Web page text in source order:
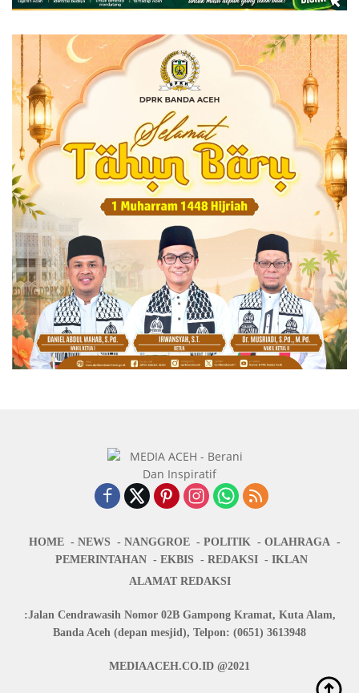
HOME NEWS NANGGROE POLITIK
OLAHRAGA
PEMERINTAHAN
EKBIS REDAKSI
IKLAN
ALAMAT REDAKSI
:Jalan Cendrawasih Nomor 02B Gampong Kramat, Kuta Alam,
Banda Aceh (depan mesjid), Telpon: (0651) 3613948
MEDIAACEH.CO.ID @2021